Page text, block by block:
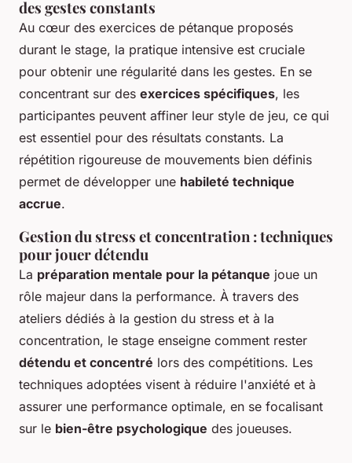
des gestes constants
Au cœur des exercices de pétanque proposés
durant le stage, la pratique intensive est cruciale
pour obtenir une régularité dans les gestes. En se
concentrant sur des exercices spécifiques, les
participantes peuvent affiner leur style de jeu, ce qui
est essentiel pour des résultats constants. La
répétition rigoureuse de mouvements bien définis
permet de développer une habileté technique
accrue.
Gestion du stress et concentration : techniques
pour jouer détendu
La préparation mentale pour la pétanque joue un
rôle majeur dans la performance. À travers des
ateliers dédiés à la gestion du stress et à la
concentration, le stage enseigne comment rester
détendu et concentré lors des compétitions. Les
techniques adoptées visent à réduire l'anxiété et à
assurer une performance optimale, en se focalisant
sur le bien-être psychologique des joueuses.